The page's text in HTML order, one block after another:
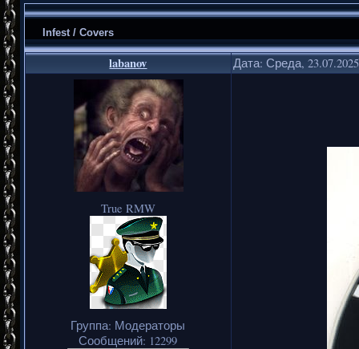
Infest / Covers
labanov Дата: Среда,
True RMW
Группа: Модераторы
Сообщений: 12299